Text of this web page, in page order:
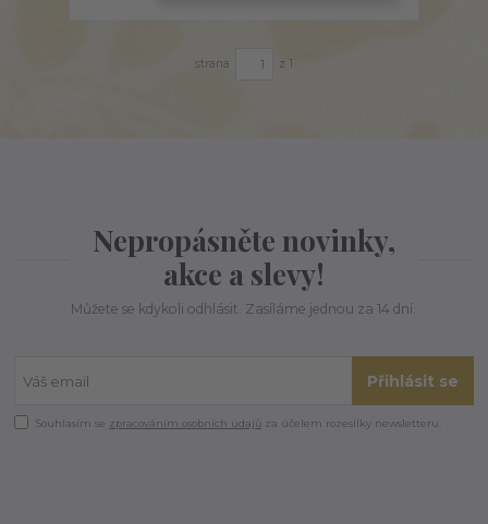
strana z 1
Nepropásněte novinky,
akce a slevy!
Můžete se kdykoli odhlásit. Zasíláme jednou za 14 dní.
Přihlásit se
Souhlasím se zpracováním osobních údajů za účelem rozesílky newsletteru.